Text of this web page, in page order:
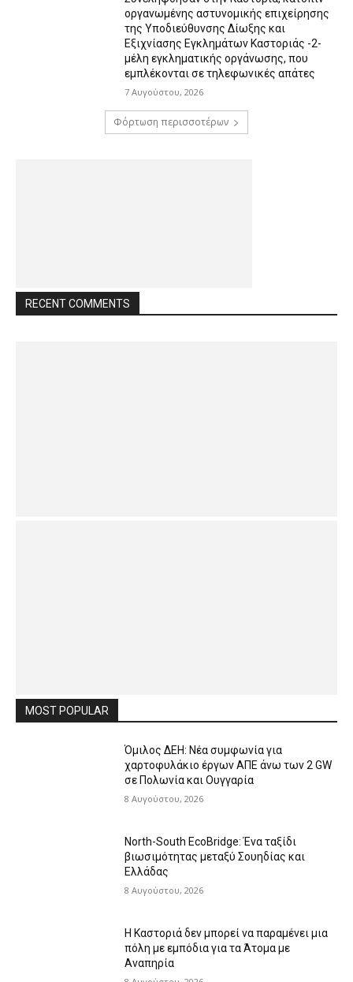
οργανωμένης αστυνομικής επιχείρησης
της Υποδιεύθυνσης Δίωξης και
Εξιχνίασης Εγκλημάτων Καστοριάς -2-
μέλη εγκληματικής οργάνωσης, που
εμπλέκονται σε τηλεφωνικές απάτες
7 Αυγούστου, 2026
Φόρτωση περισσοτέρων
RECENT COMMENTS
MOST POPULAR
Όμιλος ΔΕΗ: Νέα συμφωνία για
χαρτοφυλάκιο έργων ΑΠΕ άνω των 2 GW
σε Πολωνία και Ουγγαρία
8 Αυγούστου, 2026
North-South EcoBridge: Ένα ταξίδι
βιωσιμότητας μεταξύ Σουηδίας και
Ελλάδας
8 Αυγούστου, 2026
Η Καστοριά δεν μπορεί να παραμένει μια
πόλη με εμπόδια για τα Άτομα με
Αναπηρία